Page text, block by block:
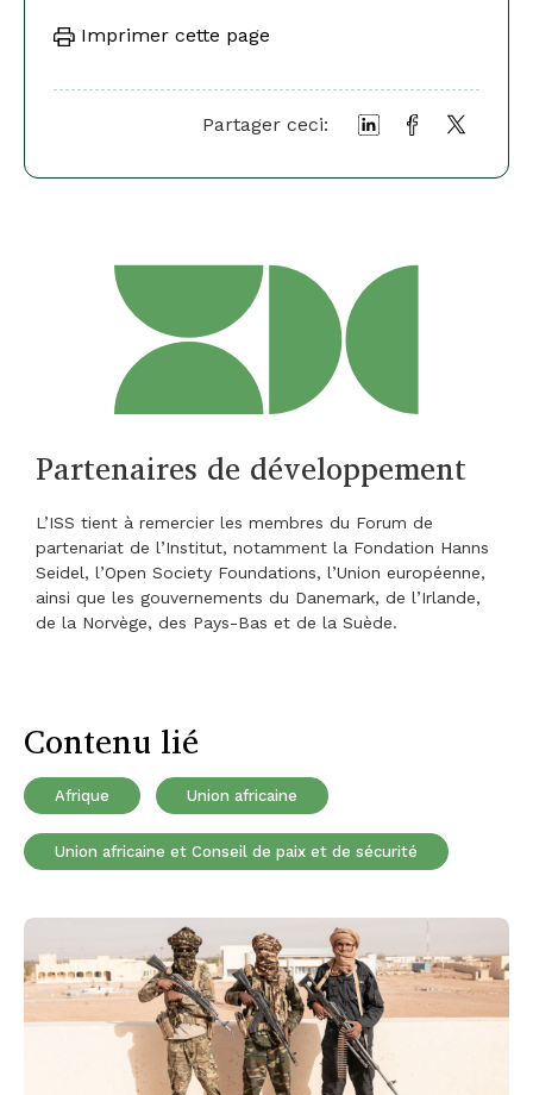
Imprimer cette page
Partager ceci:
Partenaires de développement
L’ISS tient à remercier les membres du Forum de
partenariat de l’Institut, notamment la Fondation Hanns
Seidel, l’Open Society Foundations, l’Union européenne,
ainsi que les gouvernements du Danemark, de l’Irlande,
de la Norvège, des Pays-Bas et de la Suède.
Contenu lié
Afrique Union africaine
Union africaine et Conseil de paix et de sécurité